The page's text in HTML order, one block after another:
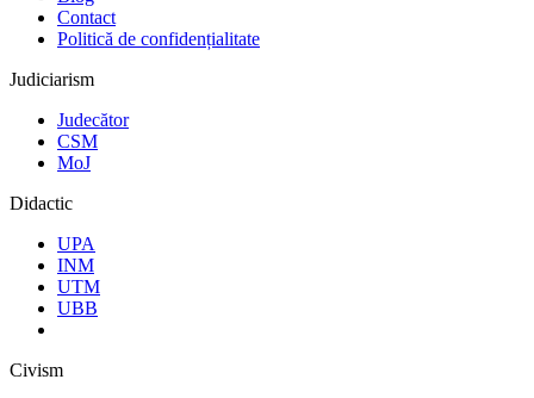
Contact
Politică de confidențialitate
Judiciarism
Judecător
CSM
MoJ
Didactic
UPA
INM
UTM
UBB
Civism